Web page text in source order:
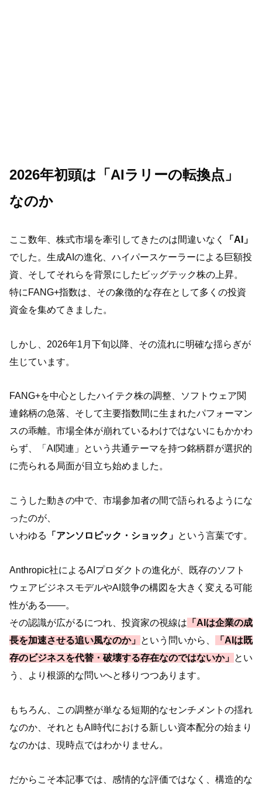
2026年初頭は「AIラリーの転換点」
なのか
ここ数年、株式市場を牽引してきたのは間違いなく
「AI」
でした。生成AIの進化、ハイパースケーラーによる巨額投
資、そしてそれらを背景にしたビッグテック株の上昇。
特にFANG+指数は、その象徴的な存在として多くの投資
資金を集めてきました。
しかし、2026年1月下旬以降、その流れに明確な揺らぎが
生じています。
FANG+を中心としたハイテク株の調整、ソフトウェア関
連銘柄の急落、そして主要指数間に生まれたパフォーマン
スの乖離。市場全体が崩れているわけではないにもかかわ
らず、「AI関連」という共通テーマを持つ銘柄群が選択的
に売られる局面が目立ち始めました。
こうした動きの中で、市場参加者の間で語られるようにな
ったのが、
いわゆる
「アンソロピック・ショック」 という言葉です。
Anthropic社によるAIプロダクトの進化が、既存のソフト
ウェアビジネスモデルやAI競争の構図を大きく変える可能
性がある――。
その認識が広がるにつれ、投資家の視線は 「AIは企業の成
長を加速させる追い風なのか」 という問いから、
「AIは既
存のビジネスを代替・破壊する存在なのではないか」 とい
う、より根源的な問いへと移りつつあります。
もちろん、この調整が単なる短期的なセンチメントの揺れ
なのか、それともAI時代における新しい資本配分の始まり
なのかは、現時点ではわかりません。
だからこそ本記事では、感情的な評価ではなく、構造的な